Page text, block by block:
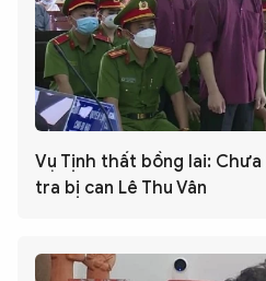
Vụ Tịnh thất bồng lai:
tra bị can Lê Thu Vân